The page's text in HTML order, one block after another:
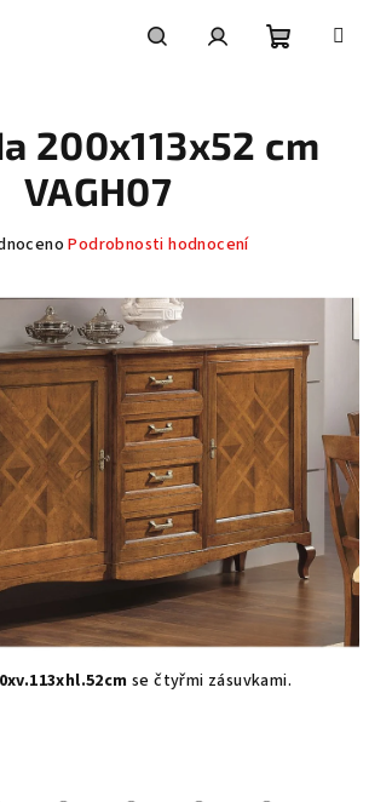
košík
se čtyřmi zásuvkami.
200x113x52 cm
VAGH07
Podrobnosti hodnocení